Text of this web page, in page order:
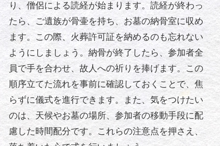
り、僧侶による読経が始まります。読経が終わっ
たら、ご遺族が骨壷を持ち、お墓の納骨室に収め
ます。この際、火葬許可証を納めるのも忘れない
ようにしましょう。納骨が終了したら、参加者全
員で手を合わせ、故人への祈りを捧げます。この
順序立てた流れを事前に確認しておくことで、焦
らずに儀式を進行できます。また、気をつけたい
のは、天候やお墓の場所、参加者の移動手段に配
慮した時間配分です。これらの注意点を押さえ、